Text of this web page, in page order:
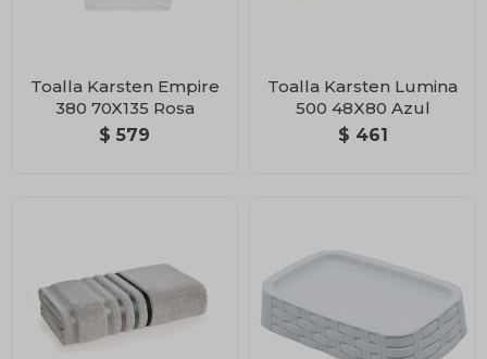
Toalla Karsten Empire
380 70X135 Rosa
$ 579
Toalla Karsten Lumina
500 48X80 Azul
$ 461